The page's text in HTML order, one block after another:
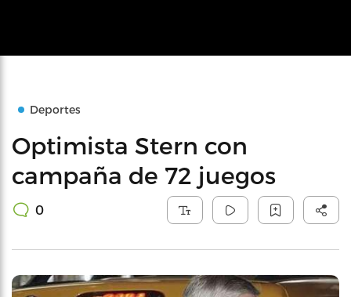
Deportes
Optimista Stern con
campaña de 72 juegos
0